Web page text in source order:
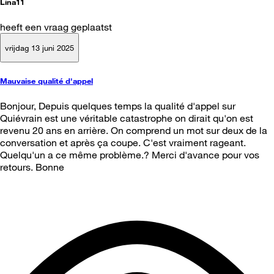
Lina11
heeft een vraag geplaatst
vrijdag 13 juni 2025
Mauvaise qualité d'appel
Bonjour, Depuis quelques temps la qualité d'appel sur
Quiévrain est une véritable catastrophe on dirait qu'on est
revenu 20 ans en arrière. On comprend un mot sur deux de la
conversation et après ça coupe. C'est vraiment rageant.
Quelqu'un a ce même problème.? Merci d'avance pour vos
retours. Bonne